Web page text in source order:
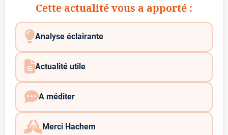
Cette actualité vous a apporté :
Analyse éclairante
Actualité utile
A méditer
Merci Hachem